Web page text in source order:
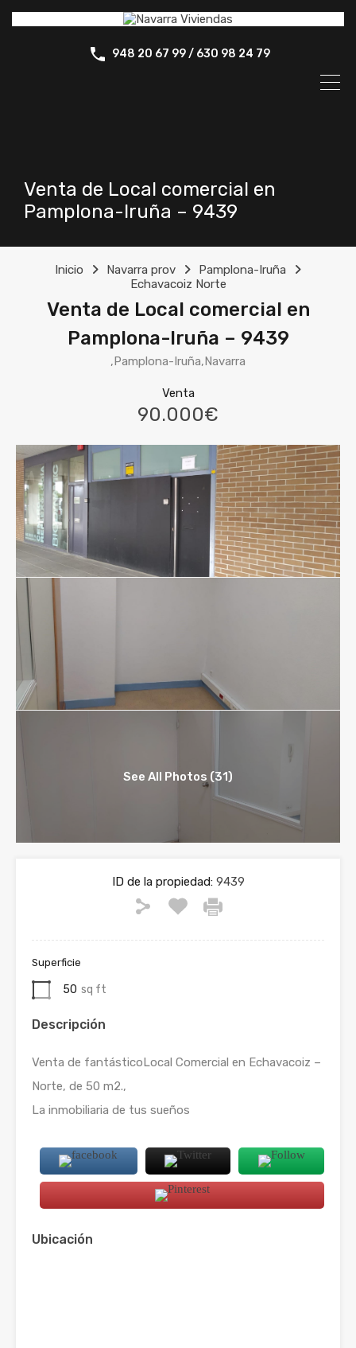
948 20 67 99 / 630 98 24 79
Venta de Local comercial en
Pamplona-Iruña – 9439
Inicio Navarra prov
Pamplona-Iruña
Echavacoiz Norte
Venta de Local comercial en
Pamplona-Iruña – 9439
,Pamplona-Iruña,Navarra
Venta
90.000€
See All Photos (31)
ID de la propiedad:9439
Superficie
50 sq ft
Descripción
Venta de fantásticoLocal Comercial en Echavacoiz –
Norte, de 50 m2.,
La inmobiliaria de tus sueños
Ubicación